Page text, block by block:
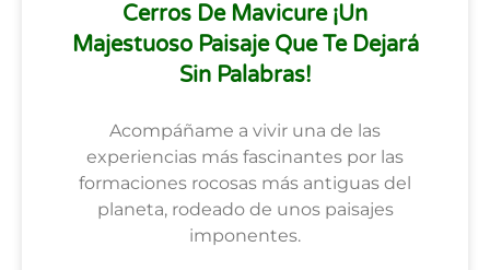
Cerros De Mavicure ¡Un
Majestuoso Paisaje Que Te Dejará
Sin Palabras!
Acompáñame a vivir una de las
experiencias más fascinantes por las
formaciones rocosas más antiguas del
planeta, rodeado de unos paisajes
imponentes.